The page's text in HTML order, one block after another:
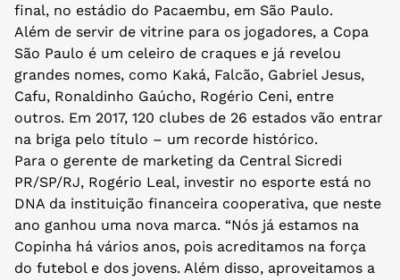
final, no estádio do Pacaembu, em São Paulo.
Além de servir de vitrine para os jogadores, a Copa
São Paulo é um celeiro de craques e já revelou
grandes nomes, como Kaká, Falcão, Gabriel Jesus,
Cafu, Ronaldinho Gaúcho, Rogério Ceni, entre
outros. Em 2017, 120 clubes de 26 estados vão entrar
na briga pelo título – um recorde histórico.
Para o gerente de marketing da Central Sicredi
PR/SP/RJ, Rogério Leal, investir no esporte está no
DNA da instituição financeira cooperativa, que neste
ano ganhou uma nova marca. “Nós já estamos na
Copinha há vários anos, pois acreditamos na força
do futebol e dos jovens. Além disso, aproveitamos a